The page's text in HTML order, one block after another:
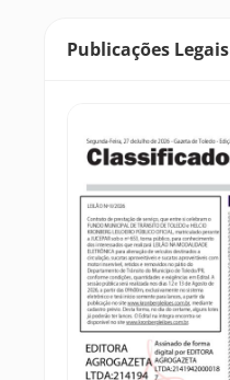
Publicações Legais